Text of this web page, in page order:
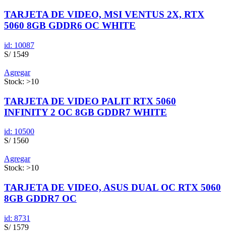
TARJETA DE VIDEO, MSI VENTUS 2X, RTX
5060 8GB GDDR6 OC WHITE
id: 10087
S/ 1549
Agregar
Stock: >10
TARJETA DE VIDEO PALIT RTX 5060
INFINITY 2 OC 8GB GDDR7 WHITE
id: 10500
S/ 1560
Agregar
Stock: >10
TARJETA DE VIDEO, ASUS DUAL OC RTX 5060
8GB GDDR7 OC
id: 8731
S/ 1579